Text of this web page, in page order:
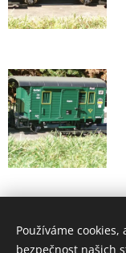
Používáme
bezpečnost našich